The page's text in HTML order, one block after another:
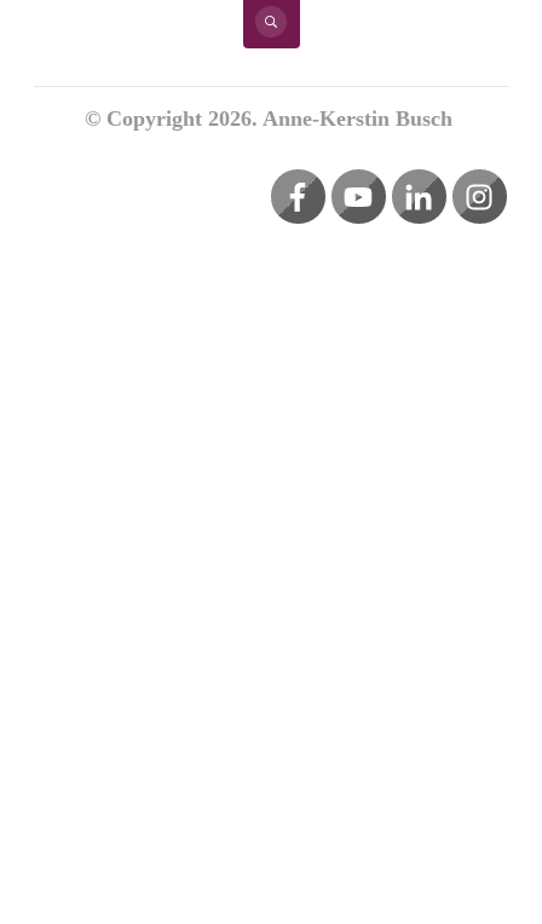
© Copyright 2026. Anne-Kerstin Busch